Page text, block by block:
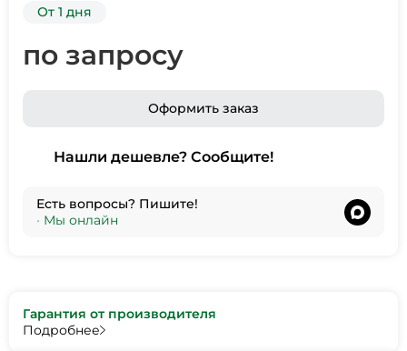
От 1 дня
по запросу
Оформить заказ
Нашли дешевле? Сообщите!
Есть вопросы? Пишите!
• Мы онлайн
Гарантия от производителя
Подробнее